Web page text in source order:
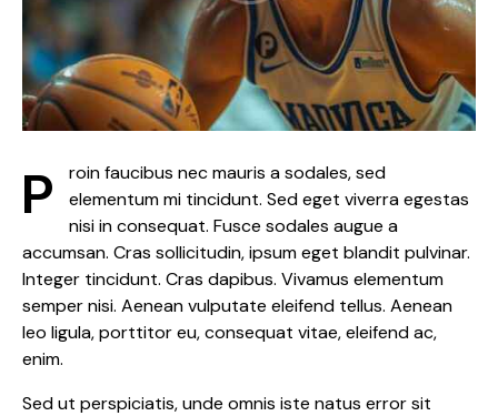
Proin faucibus nec mauris a sodales, sed
elementum mi tincidunt. Sed eget viverra egestas
nisi in consequat. Fusce sodales augue a
accumsan. Cras sollicitudin, ipsum eget blandit pulvinar.
Integer tincidunt. Cras dapibus. Vivamus elementum
semper nisi. Aenean vulputate eleifend tellus. Aenean
leo ligula, porttitor eu, consequat vitae, eleifend ac,
enim.
Sed ut perspiciatis, unde omnis iste natus error sit